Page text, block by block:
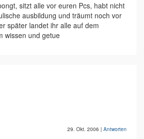
sitzt alle vor euren Pcs, habt nicht
ausbildung und träumt noch vor
später landet ihr alle auf dem
wissen und getue
29. Okt. 2006 | Antworten